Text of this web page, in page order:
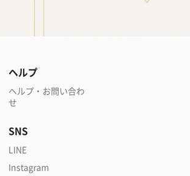
ヘルプ
ヘルプ・お問い合わ
せ
SNS
LINE
Instagram